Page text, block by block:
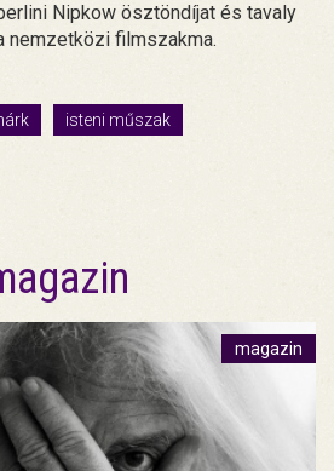
Nipkow ösztöndíjat és tavaly
nemzetközi filmszakma.
isteni műszak
magazin